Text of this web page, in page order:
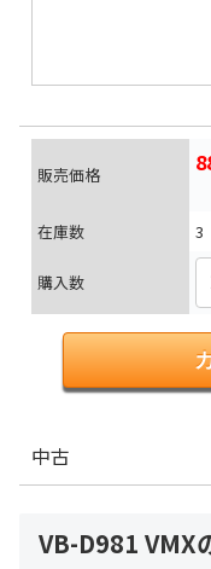
販売価格
在庫数 3
購入数
中古
VB-D981 VMX